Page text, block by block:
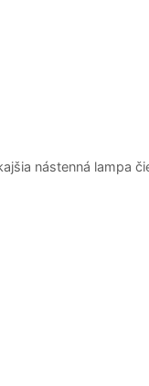
nástenná lampa